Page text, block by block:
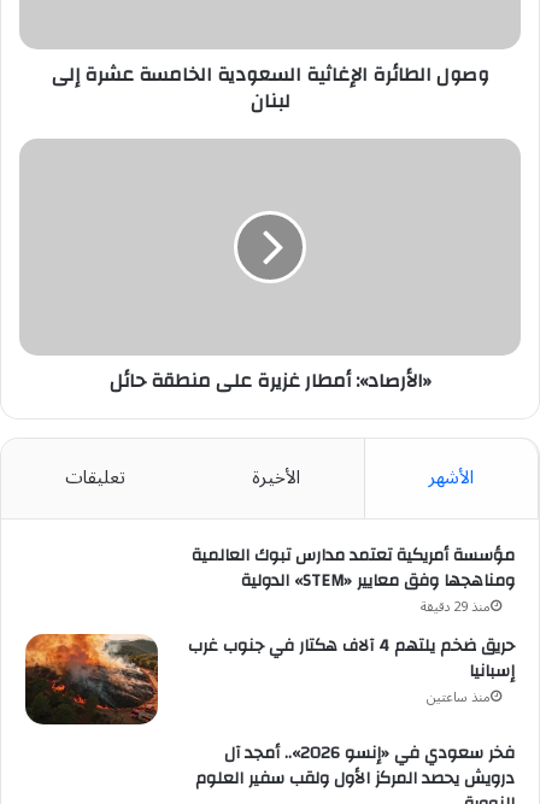
وصول الطائرة الإغاثية السعودية الخامسة عشرة إلى
لبنان
«الأرصاد»:
«الأرصاد»: أمطار غزيرة على منطقة حائل
الأشهر الأخيرة تعليقات
مؤسسة أمريكية تعتمد مدارس تبوك العالمية
ومناهجها وفق معايير «STEM» الدولية
منذ 29 دقيقة
حريق ضخم يلتهم 4 آلاف هكتار في جنوب غرب
إسبانيا
منذ ساعتين
فخر سعودي في «إنسو 2026».. أمجد آل
درويش يحصد المركز الأول ولقب سفير العلوم